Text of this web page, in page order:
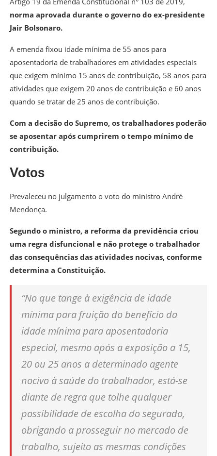
norma aprovada durante o governo do ex-presidente
Jair Bolsonaro.
A emenda fixou idade mínima de 55 anos para
aposentadoria de trabalhadores em atividades especiais
que exigem mínimo 15 anos de contribuição, 58 anos para
atividades que exigem 20 anos de contribuição e 60 anos
quando se tratar de 25 anos de contribuição.
Com a decisão do Supremo, os trabalhadores poderão
se aposentar após cumprirem o tempo mínimo de
contribuição.
Votos
Prevaleceu no julgamento o voto do ministro André
Mendonça.
Segundo o ministro, a reforma da previdência criou
uma regra disfuncional e não protege o trabalhador
das consequências das atividades nocivas, conforme
determina a Constituição.
“No que tange à exigência de idade
mínima para fruição do benefício da
idade mínima para aposentadoria
especial, mesmo após a exposição a 15,
20 ou 25 anos a determinado agente
nocivo à saúde do trabalhador, está-se
diante de regra que tolhe qualquer
possibilidade de escolha do segurado,
obrigando a prosseguir no mercado de
trabalho, sujeito as mesmas condições